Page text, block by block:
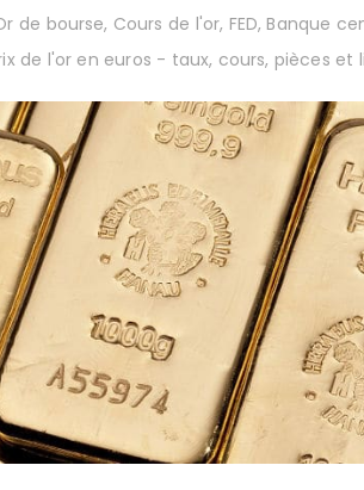
de bourse, Cours de l'or, FED, Banque
de l'or en euros - taux, cours, pièces et